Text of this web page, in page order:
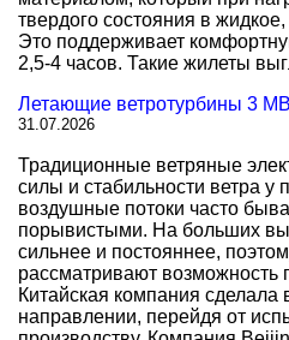
твердого состояния в
Это поддерживает
2,5-4 часов. Такие жилеты
Летающие ветротурбины 3
31.07.2026
Традиционные ветряные
силы и стабильности ветра у
воздушные потоки часто
порывистыми. На больших
сильнее и постояннее,
рассматривают возможность
Китайская компания
направлении, перейдя от